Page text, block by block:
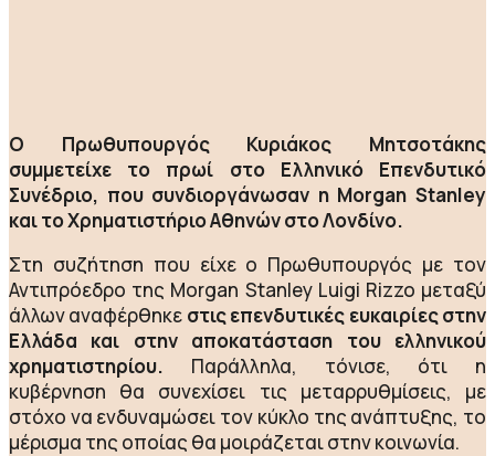
Ο Πρωθυπουργός Κυριάκος Μητσοτάκης
συμμετείχε το πρωί στο Ελληνικό Επενδυτικό
Συνέδριο, που συνδιοργάνωσαν η Morgan Stanley
και το Χρηματιστήριο Αθηνών στο Λονδίνο.
Στη συζήτηση που είχε ο Πρωθυπουργός με τον
Αντιπρόεδρο της Morgan Stanley Luigi Rizzo μεταξύ
άλλων αναφέρθηκε στις επενδυτικές ευκαιρίες στην
Ελλάδα και στην αποκατάσταση του ελληνικού
χρηματιστηρίου. Παράλληλα, τόνισε, ότι η
κυβέρνηση θα συνεχίσει τις μεταρρυθμίσεις, με
στόχο να ενδυναμώσει τον κύκλο της ανάπτυξης, το
μέρισμα της οποίας θα μοιράζεται στην κοινωνία.